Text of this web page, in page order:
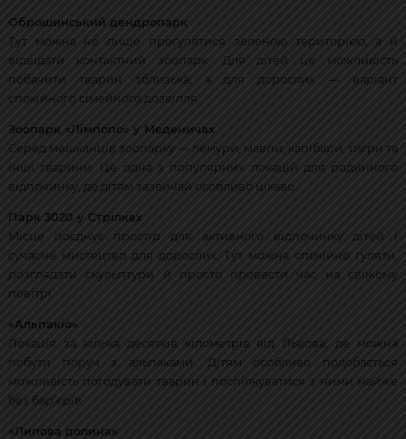
Оброшинський дендропарк
Тут можна не лише прогулятися зеленою територією, а й
відвідати контактний зоопарк. Для дітей це можливість
побачити тварин зблизька, а для дорослих — варіант
спокійного сімейного дозвілля.
Зоопарк «Лімпопо» у Меденичах
Серед мешканців зоопарку — лемури, мавпи, капібари, тигри та
інші тварини. Це одна з популярних локацій для родинного
відпочинку, де дітям зазвичай особливо цікаво.
Парк 3020 у Стрілках
Місце поєднує простір для активного відпочинку дітей і
сучасне мистецтво для дорослих. Тут можна спокійно гуляти,
розглядати скульптури й просто провести час на свіжому
повітрі.
«Альпакіо»
Локація за кілька десятків кілометрів від Львова, де можна
побути поруч з альпаками. Дітям особливо подобається
можливість погодувати тварин і поспілкуватися з ними майже
без бар’єрів.
«Липова долина»